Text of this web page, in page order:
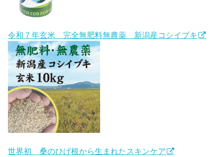
令和７年玄米 完全無肥料無農薬 新潟産コシイブキ
世界初 桑のひげ根から生まれたスキンケア